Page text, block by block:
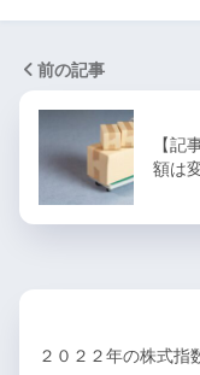
前の記事
【記
額は
２０２２年の株式指